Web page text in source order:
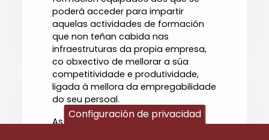
poderá acceder para impartir
aquelas actividades de formación
que non teñan cabida nas
infraestruturas da propia empresa,
co obxectivo de mellorar a súa
competitividade e produtividade,
ligada á mellora da empregabilidade
do seu persoal.
As organizacións que subscriben
Configuración de privacidad